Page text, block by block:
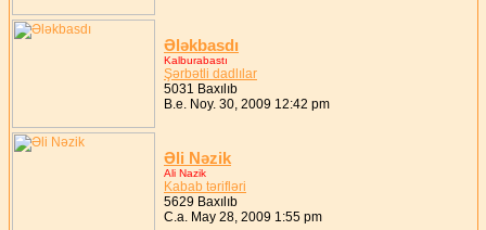
Ələkbasdı
Kalburabastı
Şərbətli dadlılar
5031 Baxılıb
B.e. Noy. 30, 2009 12:42 pm
Əli Nəzik
Ali Nazik
Kabab tərifləri
5629 Baxılıb
C.a. May 28, 2009 1:55 pm